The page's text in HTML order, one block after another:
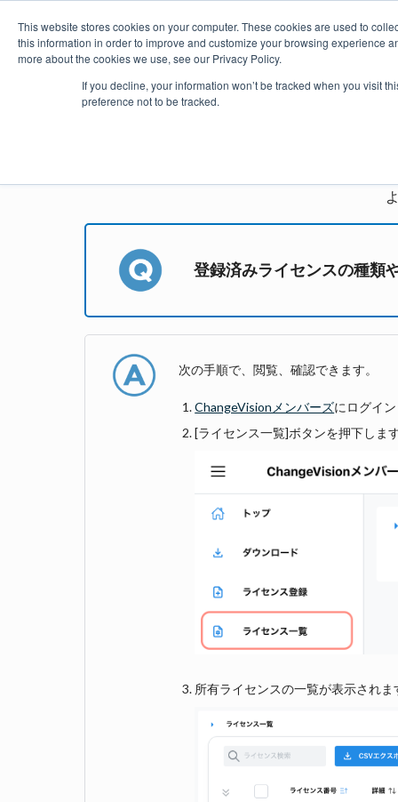
This website stores cookies on your computer. These cookies are used to
this information in order to improve and customize your browsing experience
more about the cookies we use, see our Privacy Policy.
If you decline, your information won’t be tracked when you visit
preference not to be tracked.
登録済みライセンスの種類
次の手順で、閲覧、確認できます。
ChangeVisionメンバーズにログイ
[ライセンス一覧]ボタンを押下しま
所有ライセンスの一覧が表示されま